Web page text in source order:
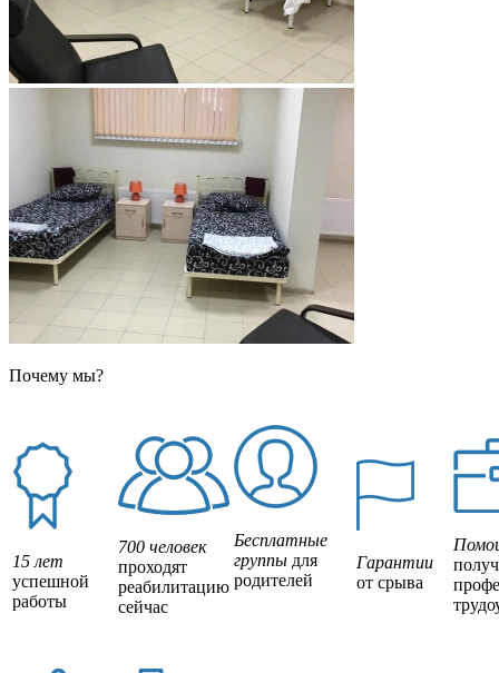
Почему мы?
15 лет
успешной
работы
700 человек
проходят
реабилитацию
сейчас
Бесплатные
группы для
родителей
Гарантии
от срыва